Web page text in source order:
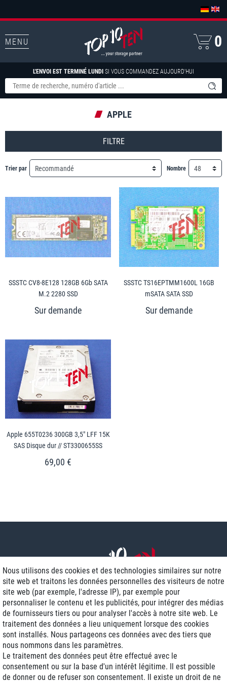
MENU
L'ENVOI EST TERMINÉ LUNDI SI VOUS COMMANDEZ AUJOURD'HUI
0
APPLE
FILTRE
SSSTC CV8-8E128 128GB 6Gb SATA
M.2 2280 SSD
SSSTC TS16EPTMM1600L 16GB
mSATA SATA SSD
Apple 655T0236 300GB 3,5" LFF 15K
SAS Disque dur // ST3300655SS
69,00 €
Livraison J+1
Frais d'expédition réduits
Reconditionnée avec garantie
Nous utilisons des cookies et des technologies similaires sur notre
site web et traitons les données personnelles des visiteurs de notre
site web (par exemple, l'adresse IP), par exemple pour
personnaliser le contenu et les publicités, pour intégrer des médias
de fournisseurs tiers ou pour analyser l'accès à notre site web. Le
traitement des données a lieu uniquement lorsque des cookies
sont installés. Nous partageons ces données avec des tiers que
nous nommons dans les paramètres.
Le traitement des données peut être effectué avec le
consentement ou sur la base d'un intérêt légitime. Il est possible
de donner ou de refuser son consentement. Il existe un droit de ne